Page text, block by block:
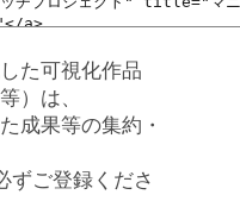
た可視化作品
）は、
成果等の集約・
ずご登録くださ